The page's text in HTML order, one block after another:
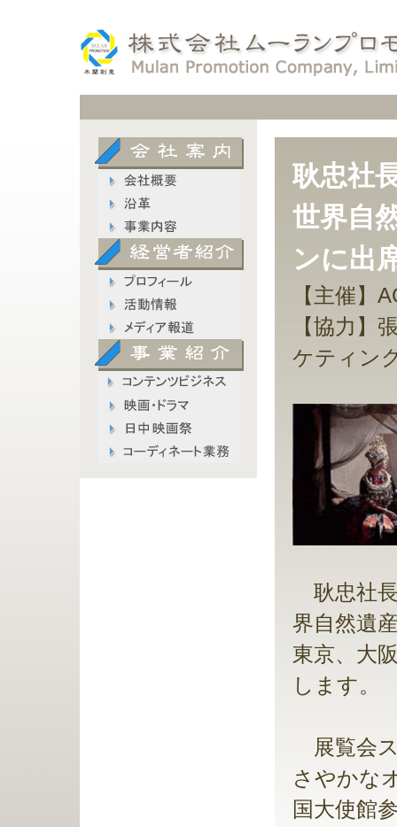
耿忠社
世界自
ンに出
【主催】
【協力】
ケティン
耿忠社
界自然遺
東京、大
します。
展覧会
さやかな
国大使館